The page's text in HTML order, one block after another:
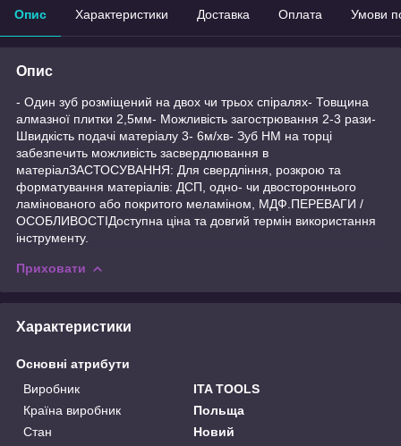
Опис Характеристики Доставка Оплата Умови
Опис
- Один зуб розміщений на двох чи трьох спіралях- Товщина
алмазної плитки 2,5мм- Можливість загострювання 2-3 рази-
Швидкість подачі матеріалу 3- 6м/хв- Зуб HМ на торці
забезпечить можливість засвердлювання в
матеріалЗАСТОСУВАННЯ: Для свердління, розкрою та
форматування матеріалів: ДСП, одно- чи двостороннього
ламінованого або покритого меламіном, МДФ.ПЕРЕВАГИ /
ОСОБЛИВОСТІДоступна ціна та довгий термін використання
інструменту.
Приховати
Характеристики
Основні атрибути
Виробник
ITA TOOLS
Країна виробник
Польща
Стан
Новий